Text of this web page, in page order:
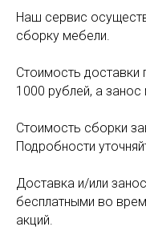
Наш сервис
сборку мебели.
Стоимость доставки
1000 рублей, а
Стоимость сборки
Подробности
Доставка и/или
бесплатными во
акций.